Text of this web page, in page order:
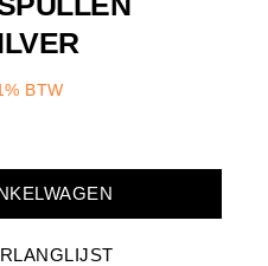
BTW